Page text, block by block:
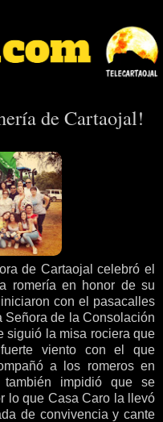
de Cartaojal!
de Cartaojal celebró el
romería en honor de su
con el pasacalles
Señora de la Consolación
siguió la misa rociera que
viento con el que
a los romeros en
impidió que se
lo que Casa Caro la llevó
de convivencia y cante